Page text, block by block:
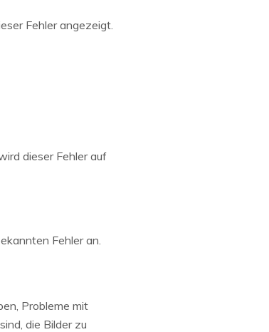
Fehler angezeigt.
dieser Fehler auf
Fehler an.
Probleme mit
die Bilder zu